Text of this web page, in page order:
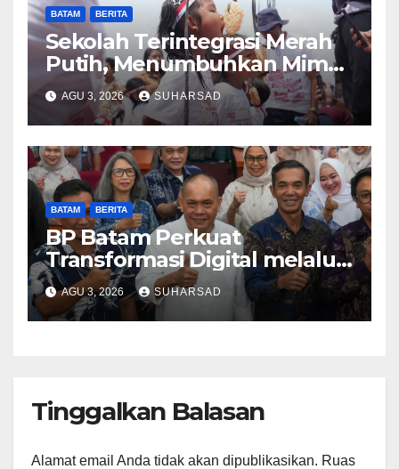
BATAM BERITA
Sekolah Terintegrasi Merah
Putih, Menumbuhkan Mimpi
di Tanah Rempang-Galang
AGU 3, 2026 SUHARSAD
BATAM BERITA
BP Batam Perkuat
Transformasi Digital melalui
Pengembangan Super Apps
AGU 3, 2026 SUHARSAD
Tinggalkan Balasan
Alamat email Anda tidak akan dipublikasikan. Ruas